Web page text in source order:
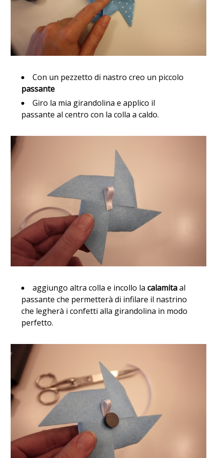
Con un pezzetto di nastro creo un piccolo
passante
Giro la mia girandolina e applico il
passante al centro con la colla a caldo.
aggiungo altra colla e incollo la calamitaal
passante che permetterà di infilare il nastrino
che legherà i confetti alla girandolina in modo
perfetto.